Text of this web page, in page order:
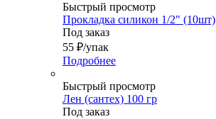
Быстрый просмотр
Прокладка силикон 1/2" (10шт)
Под заказ
55 ₽/упак
Подробнее
Быстрый просмотр
Лен (сантех) 100 гр
Под заказ